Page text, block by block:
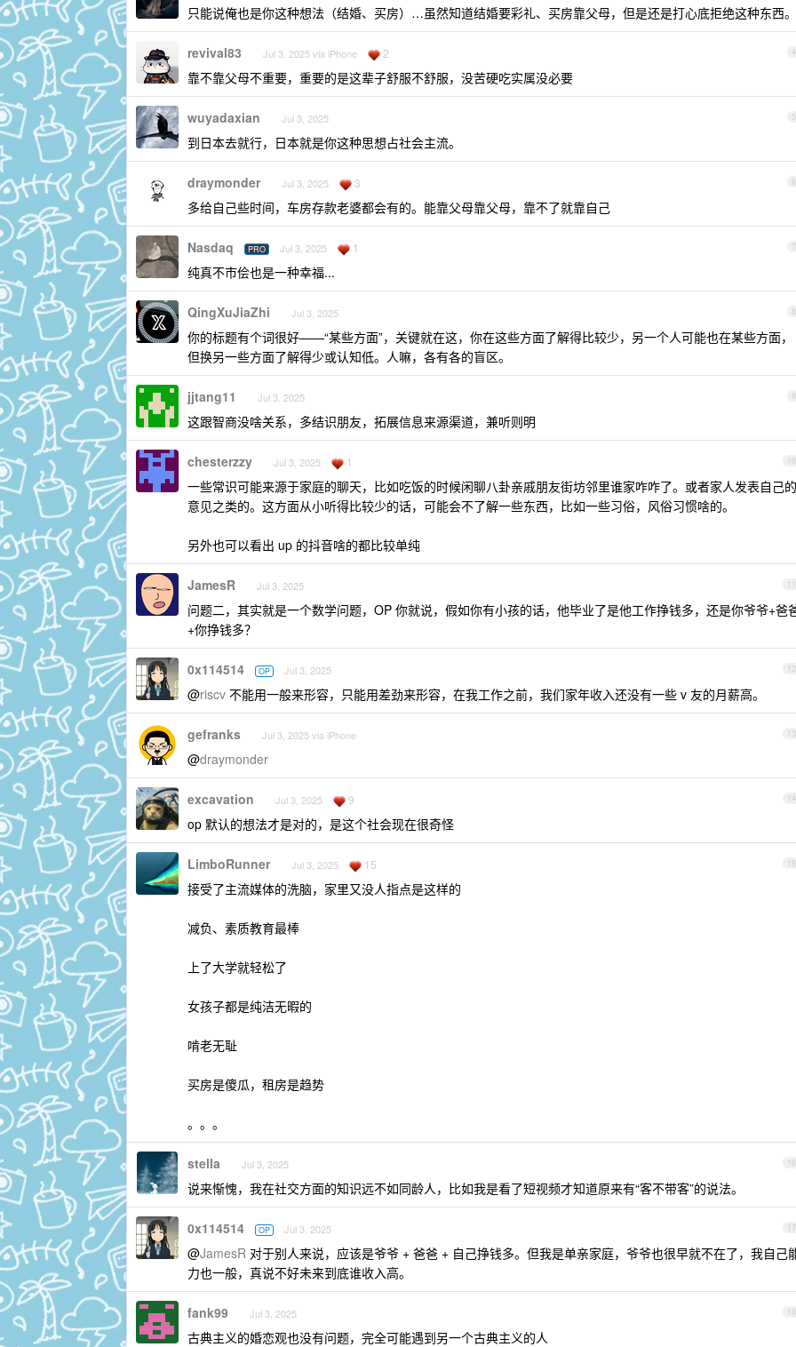
只能说俺也是你这种想法（结婚、买房）…虽然知道结婚要彩礼、买房靠父母，但是还是打心底拒绝这种东西。
4
revival83 Jul 3, 2025 via iPhone 2
靠不靠父母不重要，重要的是这辈子舒服不舒服，没苦硬吃实属没必要
5
wuyadaxian Jul 3, 2025
到日本去就行，日本就是你这种思想占社会主流。
6
draymonder Jul 3, 2025 3
多给自己些时间，车房存款老婆都会有的。能靠父母靠父母，靠不了就靠自己
7
Nasdaq PRO Jul 3, 2025 1
纯真不市侩也是一种幸福...
8
QingXuJiaZhi Jul 3, 2025
你的标题有个词很好——“某些方面”，关键就在这，你在这些方面了解得比较少，另一个人可能也在某些方面，
但换另一些方面了解得少或认知低。人嘛，各有各的盲区。
9
jjtang11 Jul 3, 2025
这跟智商没啥关系，多结识朋友，拓展信息来源渠道，兼听则明
10
chesterzzy Jul 3, 2025 1
一些常识可能来源于家庭的聊天，比如吃饭的时候闲聊八卦亲戚朋友街坊邻里谁家咋咋了。或者家人发表自己的
意见之类的。这方面从小听得比较少的话，可能会不了解一些东西，比如一些习俗，风俗习惯啥的。
另外也可以看出 up 的抖音啥的都比较单纯
11
JamesR Jul 3, 2025
问题二，其实就是一个数学问题，OP 你就说，假如你有小孩的话，他毕业了是他工作挣钱多，还是你爷爷+爸
+你挣钱多？
12
0x114514 OP Jul 3, 2025
@riscv 不能用一般来形容，只能用差劲来形容，在我工作之前，我们家年收入还没有一些 v 友的月薪高。
13
gefranks Jul 3, 2025 via iPhone
@draymonder
14
excavation Jul 3, 2025 9
op 默认的想法才是对的，是这个社会现在很奇怪
15
LimboRunner Jul 3, 2025 15
接受了主流媒体的洗脑，家里又没人指点是这样的
减负、素质教育最棒
上了大学就轻松了
女孩子都是纯洁无暇的
啃老无耻
买房是傻瓜，租房是趋势
。。。
16
stella Jul 3, 2025
说来惭愧，我在社交方面的知识远不如同龄人，比如我是看了短视频才知道原来有“客不带客”的说法。
17
0x114514 OP Jul 3, 2025
@JamesR 对于别人来说，应该是爷爷 + 爸爸 + 自己挣钱多。但我是单亲家庭，爷爷也很早就不在了，我自己
力也一般，真说不好未来到底谁收入高。
18
fank99 Jul 3, 2025
古典主义的婚恋观也没有问题，完全可能遇到另一个古典主义的人